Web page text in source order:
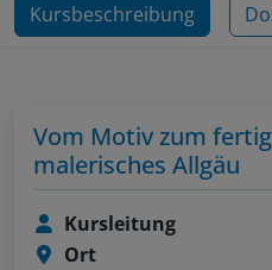
Kursbeschreibung
Vom Motiv zum
malerisches Allgäu
Kursleitung
Ort